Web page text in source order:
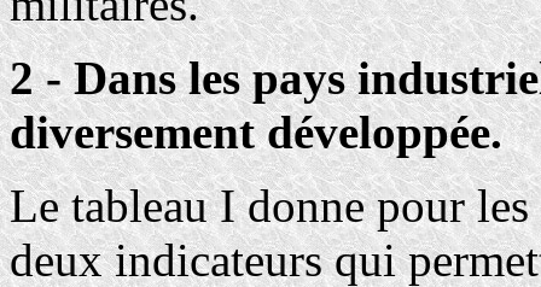
2 - Dans les pays
diversement développée.
Le tableau I donne pour
deux indicateurs qui